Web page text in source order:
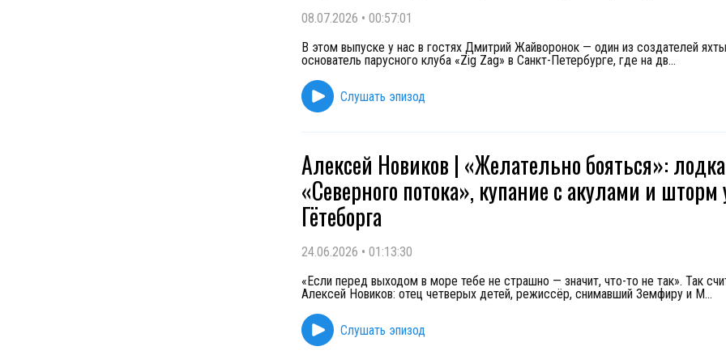
08.07.2026 • 00:57:01
В этом выпуске у нас в гостях Дмитрий Жайворонок — один из создателей
основатель парусного клуба «Zig Zag» в Санкт-Петербурге, где на дв...
Слушать эпизод
Алексей Новиков | «Желательно бояться»:
«Северного потока», купание с акулами и шторм
Гётеборга
24.06.2026 • 01:13:30
«Если перед выходом в море тебе не страшно — значит, что-то не так». Так
Алексей Новиков: отец четверых детей, режиссёр, снимавший Земфиру и M...
Слушать эпизод